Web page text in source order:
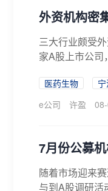
外资机构密
三大行业颇受
家A股上市公司
医药生物
e公司
许盈
7月份公募
随着市场迎来
与到A股调研活